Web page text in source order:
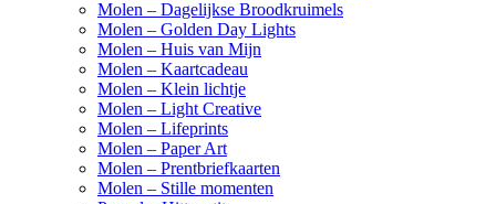
Molen – Dagelijkse Broodkruimels
Molen – Golden Day Lights
Molen – Huis van Mijn
Molen – Kaartcadeau
Molen – Klein lichtje
Molen – Light Creative
Molen – Lifeprints
Molen – Paper Art
Molen – Prentbriefkaarten
Molen – Stille momenten